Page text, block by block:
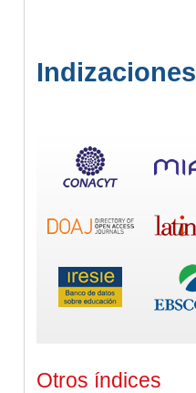
Indizaciones
Otros índices